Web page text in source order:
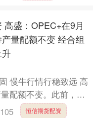
盛：OPEC+在9月
量配额不变 经合组
慢牛行情行稳致远 高
配额不变。此前，
产量，幅度为54.....
105 恒信期货配资